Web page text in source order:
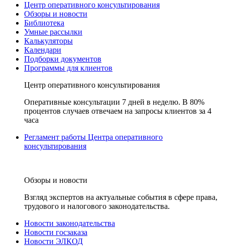
Центр оперативного консультирования
Обзоры и новости
Библиотека
Умные рассылки
Калькуляторы
Календари
Подборки документов
Программы для клиентов
Центр оперативного консультирования
Оперативные консультации 7 дней в неделю. В 80%
процентов случаев отвечаем на запросы клиентов за 4
часа
Регламент работы Центра оперативного
консультирования
Обзоры и новости
Взгляд экспертов на актуальные события в сфере права,
трудового и налогового законодательства.
Новости законодательства
Новости госзаказа
Новости ЭЛКОД